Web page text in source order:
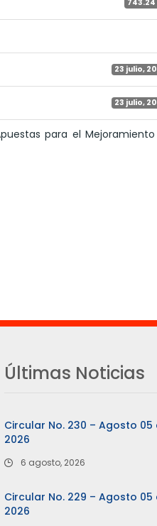
743.24
23 julio,
23 julio,
para el
Últimas Noticias
Circular No. 230 – Agosto 05
2026
6 agosto, 2026
Circular No. 229 – Agosto 05
2026